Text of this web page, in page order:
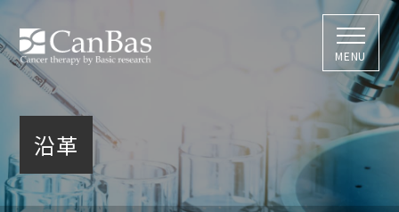
株式会社キャン
MENU
沿革